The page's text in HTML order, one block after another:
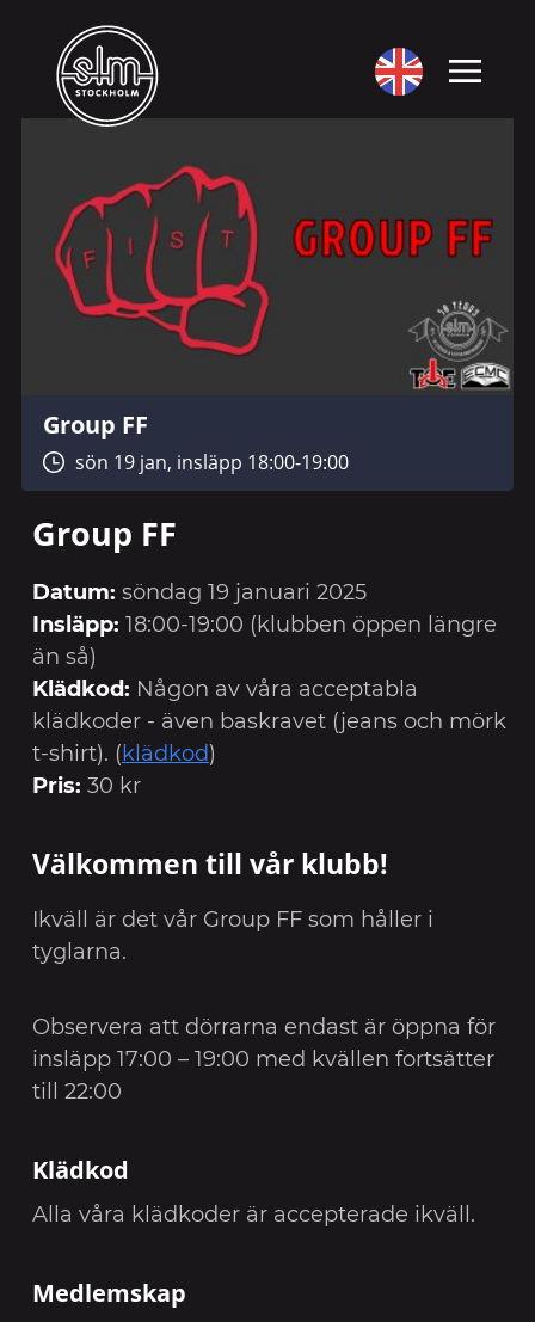
Group FF
sön 19 jan, insläpp 18:00-19:00
Group FF
Datum: söndag 19 januari 2025
Insläpp: 18:00-19:00 (klubben öppen längre
än så)
Klädkod: Någon av våra acceptabla
klädkoder - även baskravet (jeans och mörk
t-shirt). (klädkod)
Pris: 30 kr
Välkommen till vår klubb!
Ikväll är det vår Group FF som håller i
tyglarna.
Observera att dörrarna endast är öppna för
insläpp 17:00 – 19:00 med kvällen fortsätter
till 22:00
Klädkod
Alla våra klädkoder är accepterade ikväll.
Medlemskap